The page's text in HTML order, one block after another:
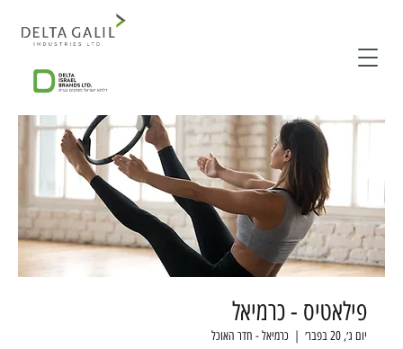
פילאטיס - כרמיאל
יום ג׳, 20 בפבר׳
  |
כרמיאל - חדר האוכל